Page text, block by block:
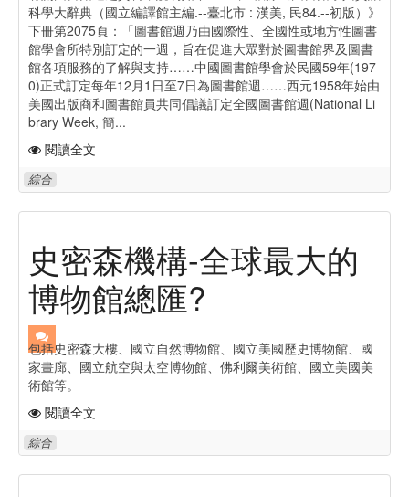
科學大辭典（國立編譯館主編.--臺北市 : 漢美, 民84.--初版）》
下冊第2075頁：「圖書館週乃由國際性、全國性或地方性圖書
館學會所特別訂定的一週，旨在促進大眾對於圖書館界及圖書
館各項服務的了解與支持……中國圖書館學會於民國59年(197
0)正式訂定每年12月1日至7日為圖書館週……西元1958年始由
美國出版商和圖書館員共同倡議訂定全國圖書館週(National Li
brary Week, 簡...
閱讀全文
綜合
史密森機構-全球最大的
博物館總匯?
包括史密森大樓、國立自然博物館、國立美國歷史博物館、國
家畫廊、國立航空與太空博物館、佛利爾美術館、國立美國美
術館等。
閱讀全文
綜合